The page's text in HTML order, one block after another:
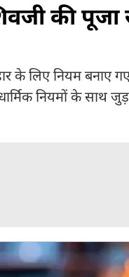
की पूजा
के लिए नियम बनाए
नियमों के साथ